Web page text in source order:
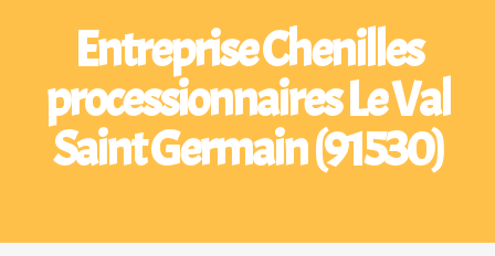
Entreprise Chenilles
processionnaires Le Val
Saint Germain (91530)